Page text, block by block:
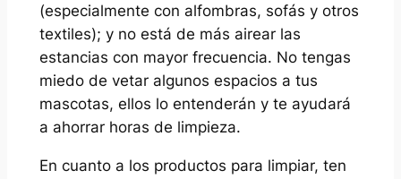
(especialmente con alfombras, sofás y otros
textiles); y no está de más airear las
estancias con mayor frecuencia. No tengas
miedo de vetar algunos espacios a tus
mascotas, ellos lo entenderán y te ayudará
a ahorrar horas de limpieza.
En cuanto a los productos para limpiar, ten